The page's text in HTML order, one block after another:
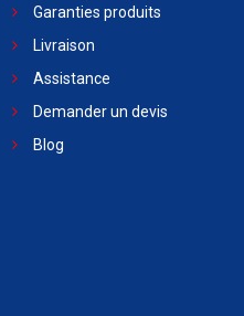
Garanties produits
Livraison
Assistance
Demander un devis
Blog